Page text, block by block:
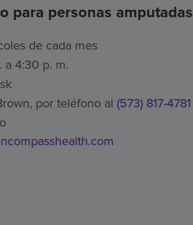
para personas amputadas
de cada mes
a 4:30 p. m.
por teléfono al (573) 817-4781